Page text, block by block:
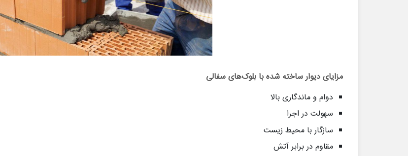
مزایای دیوار ساخته شده با بلوک‌های سفالی
دوام و ماندگاری بالا
سهولت در اجرا
سازگار با محیط زیست
مقاوم در برابر آتش